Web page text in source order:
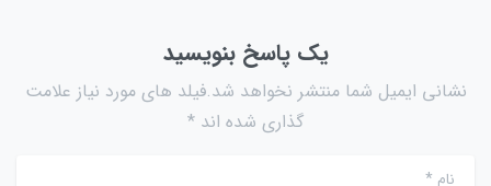
یک پاسخ بنویسید
نشانی ایمیل شما منتشر نخواهد شد.فیلد های مورد نیاز علامت
گذاری شده اند *
نام*